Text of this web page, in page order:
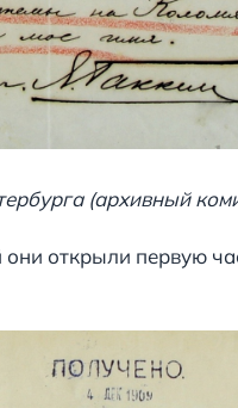
(архивный
открыли первую